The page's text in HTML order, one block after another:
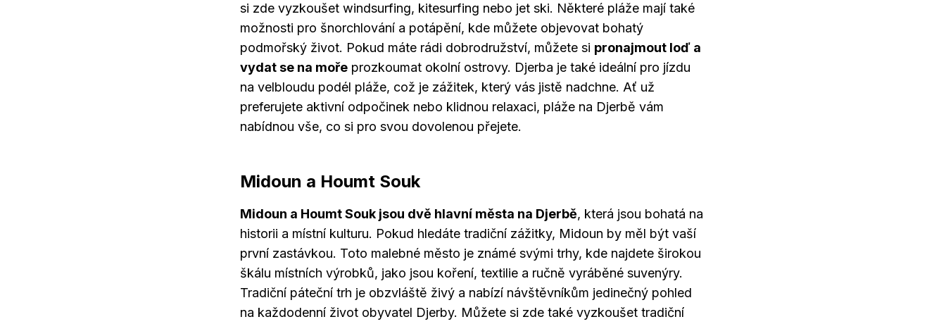
si zde vyzkoušet windsurfing, kitesurfing nebo jet ski. Některé pláže mají také
možnosti pro šnorchlování a potápění, kde můžete objevovat bohatý
podmořský život. Pokud máte rádi dobrodružství, můžete si pronajmout loď a
vydat se na mořeprozkoumat okolní ostrovy. Djerba je také ideální pro jízdu
na velbloudu podél pláže, což je zážitek, který vás jistě nadchne. Ať už
preferujete aktivní odpočinek nebo klidnou relaxaci, pláže na Djerbě vám
nabídnou vše, co si pro svou dovolenou přejete.
Midoun a Houmt Souk
Midoun a Houmt Souk jsou dvě hlavní města na Djerbě, která jsou bohatá na
historii a místní kulturu. Pokud hledáte tradiční zážitky, Midoun by měl být vaší
první zastávkou. Toto malebné město je známé svými trhy, kde najdete širokou
škálu místních výrobků, jako jsou koření, textilie a ručně vyráběné suvenýry.
Tradiční páteční trh je obzvláště živý a nabízí návštěvníkům jedinečný pohled
na každodenní život obyvatel Djerby. Můžete si zde také vyzkoušet tradiční